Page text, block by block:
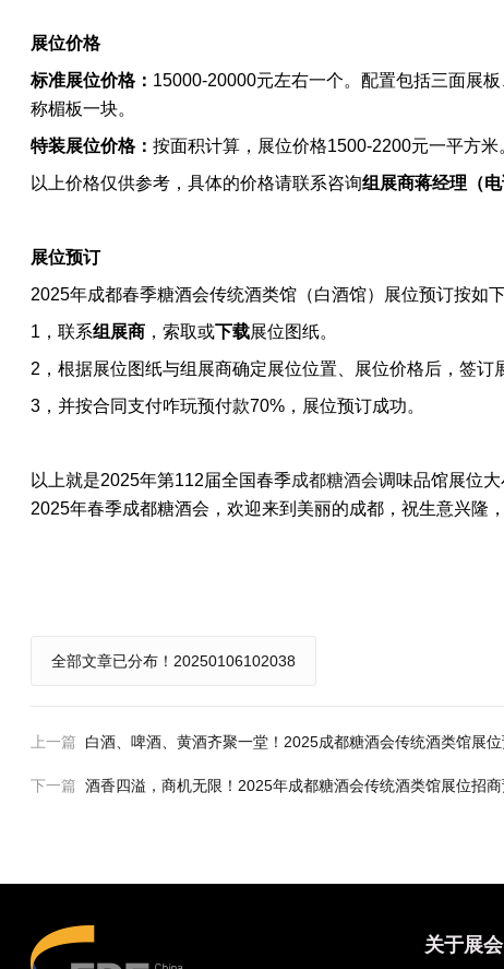
展位价格
标准展位价格： 15000-20000元左右一个。配置包括三面展
称楣板一块。
特装展位价格： 按面积计算 ，展位价格1500-2200元一平方米
以上价格仅供参考，具体的价格请联系咨询组展商蒋经理 （电
展位预订
2025年成都春季糖酒会传统酒类馆（白酒馆）
展位预订按如
1，联系组展商 ‍，索取或下载展位图纸。
2，根据展位图纸与组展商确定展位位置、展位价格后，签订
3， 并按合同支付咋玩预付款70%，展位预订成功。
以上就是2025年第112届全国春季成都糖酒会调味品馆展位
2025年春季成都糖酒会，欢迎来到美丽的成都，祝生意兴隆，
全部文章已分布！20250106102038
上一篇 白酒、啤酒、黄酒齐聚一堂！2025成都糖酒会传统酒类馆展
下一篇 酒香四溢，商机无限！2025年成都糖酒会传统酒类馆展位招商
关于展会